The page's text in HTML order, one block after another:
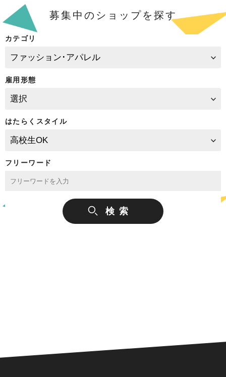
募集中のショップを探す
カテゴリ
雇用形態
はたらくスタイル
フリーワード